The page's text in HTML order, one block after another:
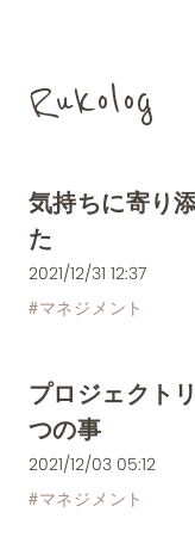
Rukolog
気持ちに寄り
た
2021/12/31 12:37
#マネジメント
プロジェクト
つの事
2021/12/03 05:12
#マネジメント